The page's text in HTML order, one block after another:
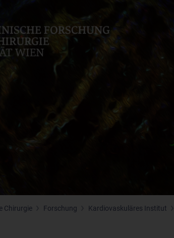
Chirurgie Forschung Kardiovaskuläres Institut